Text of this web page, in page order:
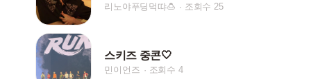
리노야푸딩먹땨🍮 조회수 25
스키즈 중콘🤍
민이언즈 조회수 4